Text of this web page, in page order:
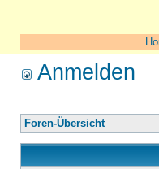
Anmelden
Foren-Übersicht